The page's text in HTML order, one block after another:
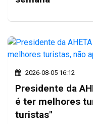
2026-08-05 16:12
Presidente da
é ter melhores
turistas"